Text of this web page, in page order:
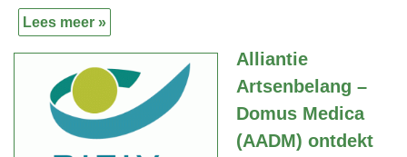
Lees meer »
Alliantie
Artsenbelang –
Domus Medica
(AADM) ontdekt